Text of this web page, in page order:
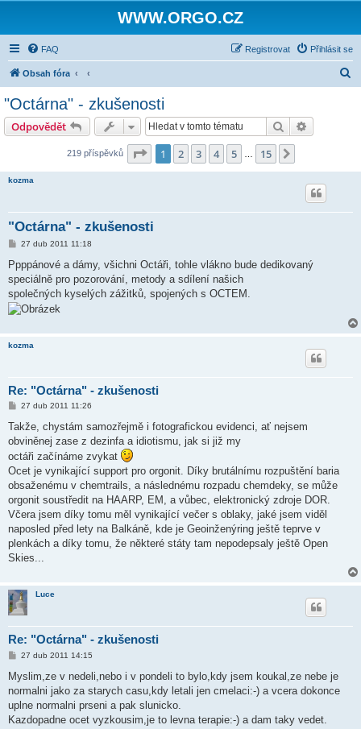
WWW.ORGO.CZ
FAQ Přihlásit se
Registrovat
Obsah fóra
"Octárna" - zkušenosti
Odpovědět Hledat
219 příspěvků Stránka z 15
1 2 3 4 5 15
kozma
"Octárna" - zkušenosti
P
í
s
p
ě
v
e
27 dub 2011 11:18
Ppppánové a dámy, všichni Octáři, tohle vlákno bude dedikovaný
speciálně pro pozorování, metody a sdílení našich
společných kyselých zážitků, spojených s OCTEM.
kozma
Re: "Octárna" - zkušenosti
P
í
p
ě
v
e
k
27 dub 2011 11:26
Takže, chystám samozřejmě i fotografickou evidenci, ať nejsem
obviněnej zase z dezinfa a idiotismu, jak si již my
octáři začínáme zvykat
Ocet je vynikající support pro orgonit. Díky brutálnímu rozpuštění baria
obsaženému v chemtrails, a následnému rozpadu chemdeky, se může
orgonit soustředit na HAARP, EM, a vůbec, elektronický zdroje DOR.
Včera jsem díky tomu měl vynikající večer s oblaky, jaké jsem viděl
naposled před lety na Balkáně, kde je Geoinženýring ještě teprve v
plenkách a díky tomu, že některé státy tam nepodepsaly ještě Open
Skies...
Luce
Re: "Octárna" - zkušenosti
P
í
s
p
ě
e
27 dub 2011 14:15
Myslim,ze v nedeli,nebo i v pondeli to bylo,kdy jsem koukal,ze nebe je
normalni jako za starych casu,kdy letali jen cmelaci:-) a vcera dokonce
uplne normalni prseni a pak slunicko.
Kazdopadne ocet vyzkousim,je to levna terapie:-) a dam taky vedet.